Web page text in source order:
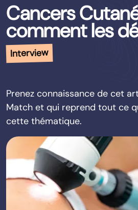
Cancers
comment les
Interview
Prenez connaissance de cet
Match et qui reprend tout ce
cette thématique.